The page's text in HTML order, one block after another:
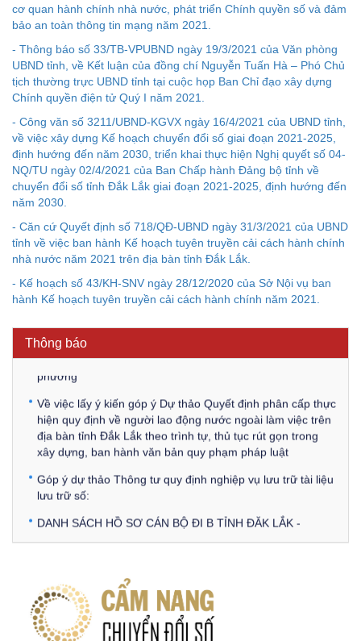
cơ quan hành chính nhà nước, phát triển Chính quyền số và đảm
bảo an toàn thông tin mạng năm 2021.
- Thông báo số 33/TB-VPUBND ngày 19/3/2021 của Văn phòng
UBND tỉnh, về Kết luận của đồng chí Nguyễn Tuấn Hà – Phó Chủ
tịch thường trực UBND tỉnh tại cuộc họp Ban Chỉ đạo xây dựng
Chính quyền điện tử Quý I năm 2021.
- Công văn số 3211/UBND-KGVX ngày 16/4/2021 của UBND tỉnh,
về việc xây dựng Kế hoạch chuyển đổi số giai đoạn 2021-2025,
định hướng đến năm 2030, triển khai thực hiện Nghị quyết số 04-
NQ/TU ngày 02/4/2021 của Ban Chấp hành Đảng bộ tỉnh về
chuyển đổi số tỉnh Đắk Lắk giai đoạn 2021-2025, định hướng đến
năm 2030.
- Căn cứ Quyết định số 718/QĐ-UBND ngày 31/3/2021 của UBND
tỉnh về việc ban hành Kế hoạch tuyên truyền cải cách hành chính
nhà nước năm 2021 trên địa bàn tỉnh Đắk Lắk.
- Kế hoạch số 43/KH-SNV ngày 28/12/2020 của Sở Nội vụ ban
hành Kế hoạch tuyên truyền cải cách hành chính năm 2021.
Thông báo
Kế hoạch Kiểm tra, sát hạch để tiếp nhận vào làm công
chức tỉnh Đắk Lắk năm 2026
Thông báo Về việc triệu tập thí sinh tham gia thi tuyển
công chức để xử lý, khắc phục theo Kết luận số 232-
KL/TW ngày 08/01/2026 của Ban Bí thư
Thông báo Về việc đăng tải các văn bản ôn tập kỳ tuyển
dụng công chức để xử lý, khắc phục theo Kết luận số 232-
KL/TW ngày 08/01/2026 của Ban Bí thư
Sở Nội vụ tỉnh Đắk Lắk ban hành Kế hoạch tuyển dụng
công chức để xử lý, khắc phục theo Kết luận số 232-
KL/TW ngày 08/01/2026 của Ban Bí thư
thực hiện hỗ trợ người lao động đi làm việc ở nước ngoài
theo hợp đồng đối với lao động có nơi ở hiện tại tại địa
Về việc lấy ý kiến góp ý Dự thảo Quyết định phân cấp thực
hiện quy định về người lao động nước ngoài làm việc trên
địa bàn tỉnh Đắk Lắk theo trình tự, thủ tục rút gọn trong
xây dựng, ban hành văn bản quy phạm pháp luật
Góp ý dự thảo Thông tư quy định nghiệp vụ lưu trữ tài liệu
lưu trữ số:
DANH SÁCH HỒ SƠ CÁN BỘ ĐI B TỈNH ĐĂK LẮK -
Lấy ý kiến dự thảo Quyết định quy phạm pháp luật quy
Thông báo về việc tải biểu mẫu báo cáo kết quả 06 năm
thực hiện Nghị quyết số 18-NQ/TW và Nghị quyết số 19-
NQ/TW